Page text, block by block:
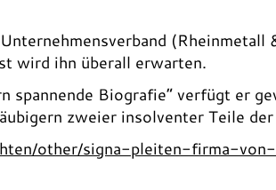
wird ihn überall erwarten.
spannende Biografie“ verfügt er
zweier insolventer Teile
other/signa-pleiten-firma-